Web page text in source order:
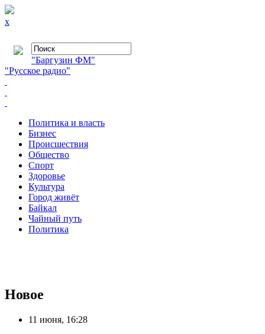
x
"Баргузин ФМ"
"Русское радио"
Политика и власть
Бизнес
Происшествия
Общество
Cпорт
Здоровье
Культура
Город живёт
Байкал
Чайный путь
Политика
Новое
11 июня, 16:28